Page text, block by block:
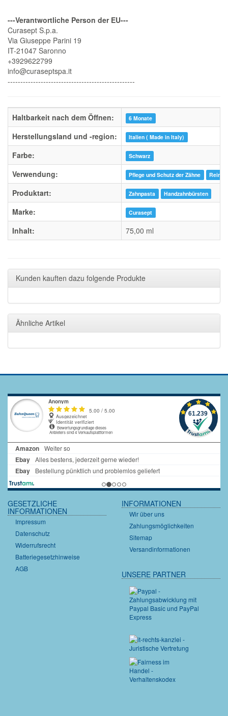
---Verantwortliche Person der EU---
Curasept S.p.a.
Via Giuseppe Parini 19
IT-21047 Saronno
+3929622799
info@curaseptspa.it
--------------------------------------------------
Haltbarkeit nach dem Öffnen: 6 Monate
Herstellungsland und -region: Italien ( Made in Italy)
Farbe: Schwarz
Verwendung: Pflege und Schutz der Zähne
Produktart: Zahnpasta Handzahnbürsten
Marke: Curasept
Inhalt: 75,00 ml
Kunden kauften dazu folgende Produkte
Ähnliche Artikel
GESETZLICHE
INFORMATIONEN
Impressum
Datenschutz
Widerrufsrecht
Batteriegesetzhinweise
AGB
INFORMATIONEN
Wir über uns
Zahlungsmöglichkeiten
Sitemap
Versandinformationen
UNSERE PARTNER